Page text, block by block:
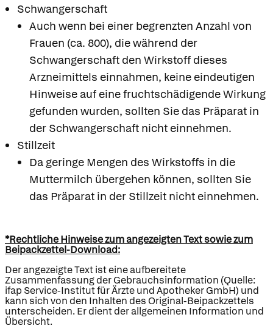
Schwangerschaft
Auch wenn bei einer begrenzten Anzahl von
Frauen (ca. 800), die während der
Schwangerschaft den Wirkstoff dieses
Arzneimittels einnahmen, keine eindeutigen
Hinweise auf eine fruchtschädigende Wirkung
gefunden wurden, sollten Sie das Präparat in
der Schwangerschaft nicht einnehmen.
Stillzeit
Da geringe Mengen des Wirkstoffs in die
Muttermilch übergehen können, sollten Sie
das Präparat in der Stillzeit nicht einnehmen.
*Rechtliche Hinweise zum angezeigten Text sowie zum
Beipackzettel-Download:
Der angezeigte Text ist eine aufbereitete
Zusammenfassung der Gebrauchsinformation (Quelle:
ifap Service-Institut für Ärzte und Apotheker GmbH) und
kann sich von den Inhalten des Original-Beipackzettels
unterscheiden. Er dient der allgemeinen Information und
Übersicht.